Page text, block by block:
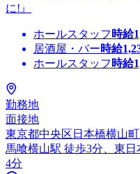
に!』
ホールスタッフ 時給
居酒屋・バー時給
ホールスタッフ 時給
勤務地
面接地
東京都中央区日本橋横山町
馬喰横山駅 徒歩3分、東
4分